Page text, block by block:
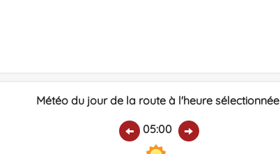
Météo du jour de la route à l'heure sélectionnée
05:00